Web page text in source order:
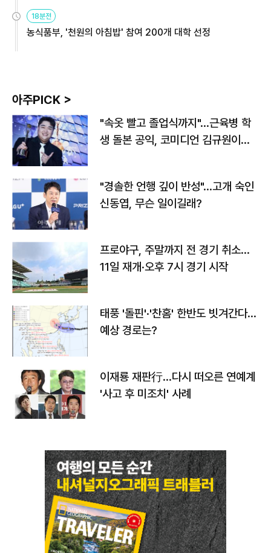
원
18분전
농식품부, '천원의 아침밥' 참여 200개 대학 선정
아주PICK >
"속옷 빨고 졸업식까지"…근육병 학
생 돌본 공익, 코미디언 김규원이었
"경솔한 언행 깊이 반성"…고개 숙인
신동엽, 무슨 일이길래?
프로야구, 주말까지 전 경기 취소…
11일 재개·오후 7시 경기 시작
태풍 '돌핀'·'찬홈' 한반도 빗겨간다…
예상 경로는?
이재룡 재판行…다시 떠오른 연예계
'사고 후 미조치' 사례